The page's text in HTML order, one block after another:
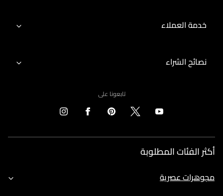
خدمة العملاء
نصائح الشراء
تابعونا على
أكثر الفئات المطلوبة
مجوهرات عصرية